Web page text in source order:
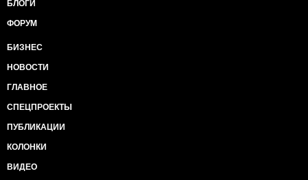
БЛОГИ
ФОРУМ
БИЗНЕС
НОВОСТИ
ГЛАВНОЕ
СПЕЦПРОЕКТЫ
ПУБЛИКАЦИИ
КОЛОНКИ
ВИДЕО